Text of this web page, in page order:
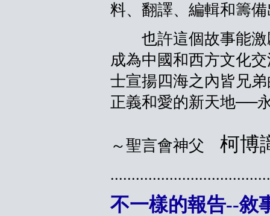
料、翻譯、編輯和籌
也許這個故事能激
成為中國和西方文化
士宣揚四海之內皆兄
正義和愛的新天地──
～聖言會神父 柯博
不一樣的報告--敘